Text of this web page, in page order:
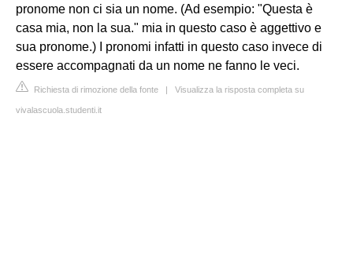
pronome non ci sia un nome. (Ad esempio: "Questa è
casa mia, non la sua." mia in questo caso è aggettivo e
sua pronome.) I pronomi infatti in questo caso invece di
essere accompagnati da un nome ne fanno le veci.
Richiesta di rimozione della fonte | Visualizza la risposta completa su
vivalascuola.studenti.it